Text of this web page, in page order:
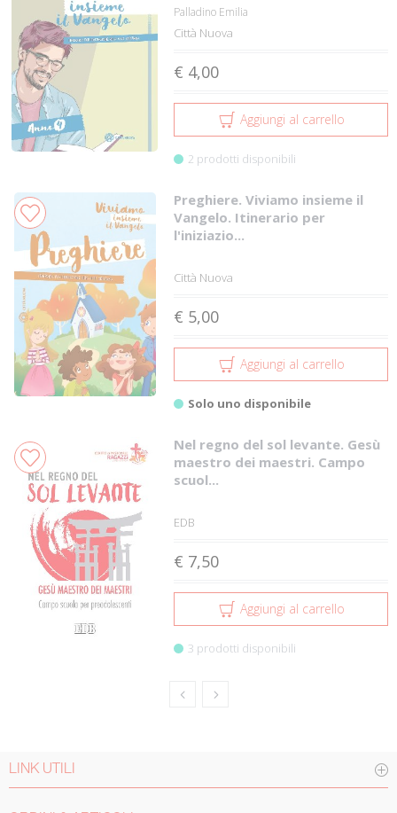
Palladino Emilia
Città Nuova
€ 4,00
Aggiungi al carrello
2 prodotti disponibili
Preghiere. Viviamo insieme il
Vangelo. Itinerario per
l'iniziazio...
Città Nuova
€ 5,00
Aggiungi al carrello
Solo uno disponibile
Nel regno del sol levante. Gesù
maestro dei maestri. Campo
scuol...
EDB
€ 7,50
Aggiungi al carrello
3 prodotti disponibili
LINK UTILI